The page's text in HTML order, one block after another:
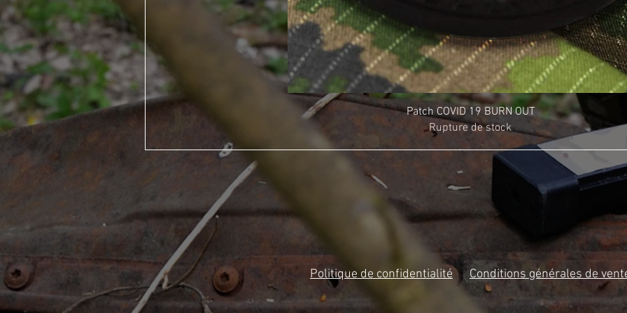
Patch COVID 19 BURN OUT
Rupture de stock
Politique de confidentialité Conditions générales de